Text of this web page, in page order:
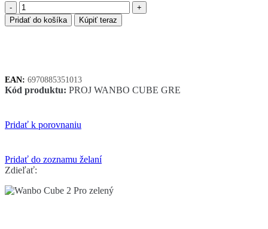
množstvo
Wanbo
Cube
Pridať do košíka Kúpiť teraz
EAN: 6970885351013
Kód produktu: PROJ WANBO CUBE GRE
Pridať k porovnaniu
Pridať do zoznamu želaní
Zdieľať: